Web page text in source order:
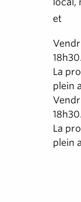
et
18h30.
La
plein
18h30.
La
plein